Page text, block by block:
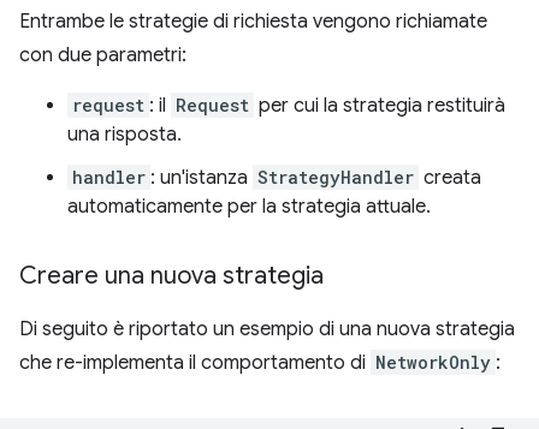
Entrambe le strategie di richiesta vengono richiamate
con due parametri:
request : il Request per cui la strategia restituirà
una risposta.
handler : un'istanza StrategyHandler creata
automaticamente per la strategia attuale.
Creare una nuova strategia
Di seguito è riportato un esempio di una nuova strategia
che re-implementa il comportamento di NetworkOnly :